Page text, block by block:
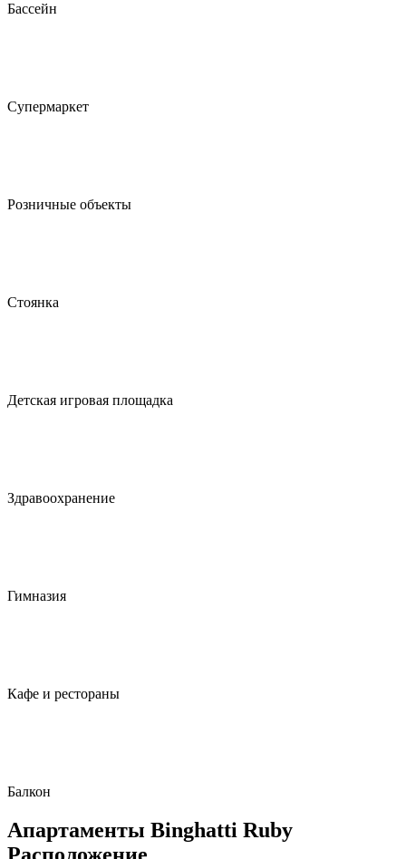
Бассейн
Супермаркет
Розничные объекты
Стоянка
Детская игровая площадка
Здравоохранение
Гимназия
Кафе и рестораны
Балкон
Апартаменты Binghatti Ruby